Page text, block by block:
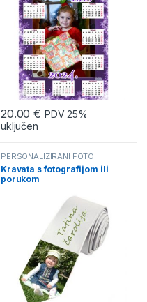
20.00€ PDV 25%
uključen
PERSONALIZIRANI FOTO
POKLONI PROMO MATERIJALI I
USLUGE, Promotivni materijali i
proizvodi,
čarape
Kravata s fotografijom ili
porukom